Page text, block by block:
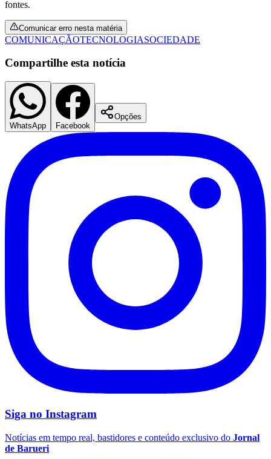
Corinthians
Palmeiras
fontes.
Comunicar erro nesta matéria
COMUNICAÇÃOTECNOLOGIASOCIEDADE
Compartilhe esta notícia
WhatsApp Facebook
Opções
Siga no Instagram
Notícias em tempo real, bastidores e conteúdo exclusivo do Jornal
de Barueri